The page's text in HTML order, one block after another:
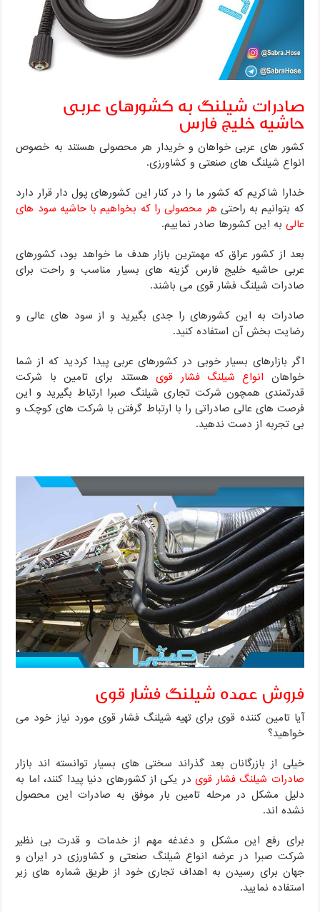
صادرات شیلنگ به کشورهای عربی
حاشیه خلیج فارس
کشور های عربی خواهان و خریدار هر محصولی هستند به خصوص
انواع شیلنگ های صنعتی و کشاورزی.
خدارا شاکریم که کشور ما را در کنار این کشورهای پول دار قرار دارد
که بتوانیم به راحتی هر محصولی را که بخواهیم با حاشیه سود های
عالی به این کشورها صادر نماییم.
بعد از کشور عراق که مهمترین بازار هدف ما خواهد بود، کشورهای
عربی حاشیه خلیج فارس گزینه های بسیار مناسب و راحت برای
صادرات شیلنگ فشار قوی می باشند.
صادرات به این کشورهای را جدی بگیرید و از سود های عالی و
رضایت بخش آن استفاده کنید.
اگر بازارهای بسیار خوبی در کشورهای عربی پیدا کردید که از شما
خواهان انواع شیلنگ فشار قویهستند برای تامین با شرکت
قدرتمندی همچون شرکت تجاری شیلنگ صبرا ارتباط بگیرید و این
فرصت های عالی صادراتی را با ارتباط گرفتن با شرکت های کوچک و
بی تجربه از دست ندهید.
فروش عمده شیلنگ فشار قوی
آیا تامین کننده قوی برای تهیه شیلنگ فشار قوی مورد نیاز خود می
خواهید؟
خیلی از بازرگانان بعد گذراند سختی های بسیار توانسته اند بازار
صادرات شیلنگ فشار قویدر یکی از کشورهای دنیا پیدا کنند، اما به
دلیل مشکل در مرحله تامین بار موفق به صادرات این محصول
نشده اند.
برای رفع این مشکل و دغدغه مهم از خدمات و قدرت بی نظیر
شرکت صبرا در عرضه انواع شیلنگ صنعتی و کشاورزی در ایران و
جهان برای رسیدن به اهداف تجاری خود از طریق شماره های زیر
استفاده نمایید.